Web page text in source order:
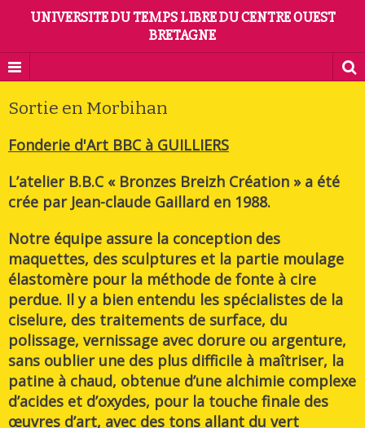
UNIVERSITE DU TEMPS LIBRE DU CENTRE OUEST
BRETAGNE
Sortie en Morbihan
Fonderie d'Art BBC à GUILLIERS
L’atelier B.B.C « Bronzes Breizh Création » a été
crée par Jean-claude Gaillard en 1988.
Notre équipe assure la conception des
maquettes, des sculptures et la partie moulage
élastomère pour la méthode de fonte à cire
perdue. Il y a bien entendu les spécialistes de la
ciselure, des traitements de surface, du
polissage, vernissage avec dorure ou argenture,
sans oublier une des plus difficile à maîtriser, la
patine à chaud, obtenue d’une alchimie complexe
d’acides et d’oxydes, pour la touche finale des
œuvres d’art, avec des tons allant du vert